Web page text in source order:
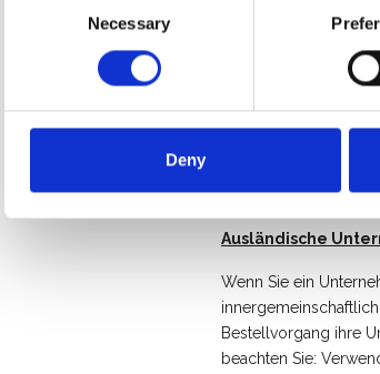
Necessary
Deny
Die Zahlung zum
Wenden Sie sich
Wenn Sie Ihre
Ausländische
Wenn Sie ein
Bestellvorgang ihre
beachten Sie: